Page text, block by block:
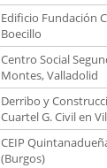
Edificio Fundación
Boecillo
Centro Social
Montes, Valladolid
Derribo y
Cuartel G. Civil en
CEIP
(Burgos)